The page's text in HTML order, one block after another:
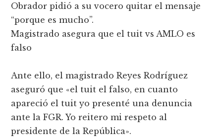
Obrador pidió a su vocero quitar el mensaje
“porque es mucho”.
Magistrado asegura que el tuit vs AMLO es
falso
Ante ello, el magistrado Reyes Rodríguez
aseguró que «el tuit el falso, en cuanto
apareció el tuit yo presenté una denuncia
ante la FGR. Yo reitero mi respeto al
presidente de la República».